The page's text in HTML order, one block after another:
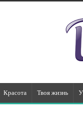
Красота Твоя жизнь